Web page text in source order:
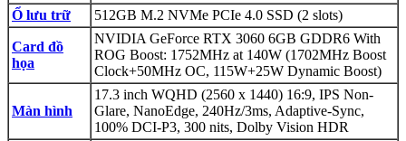
Ổ lưu trữ
512GB M.2 NVMe PCIe 4.0 SSD (2 slots)
Card đồ
họa
NVIDIA GeForce RTX 3060 6GB GDDR6 With
ROG Boost: 1752MHz at 140W (1702MHz Boost
Clock+50MHz OC, 115W+25W Dynamic Boost)
Màn hình
17.3 inch WQHD (2560 x 1440) 16:9, IPS Non-
Glare, NanoEdge, 240Hz/3ms, Adaptive-Sync,
100% DCI-P3, 300 nits, Dolby Vision HDR